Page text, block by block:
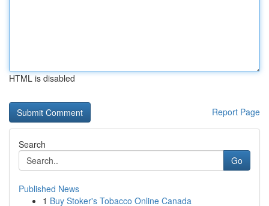
HTML is disabled
Report Page
Search
Go
Published News
1 Buy Stoker's Tobacco Online Canada